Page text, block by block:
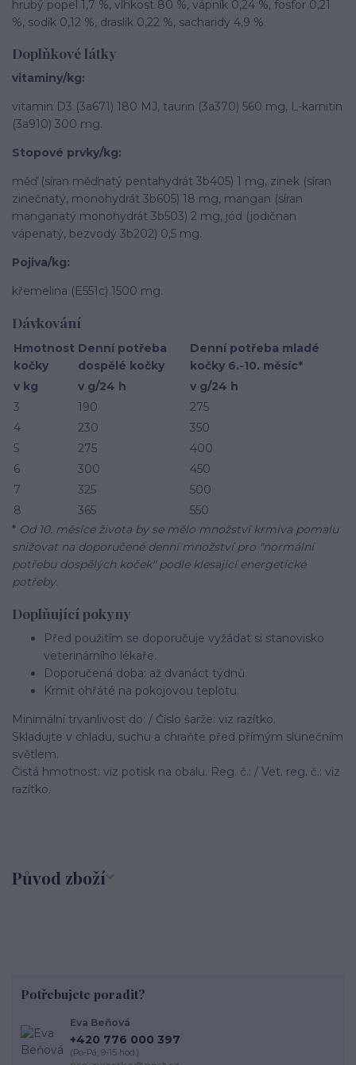
hrubý popel 1,7 %, vlhkost 80 %, vápník 0,24 %, fosfor 0,21
%, sodík 0,12 %, draslík 0,22 %, sacharidy 4,9 %.
Doplňkové látky
vitaminy/kg:
vitamin D3 (3a671) 180 MJ, taurin (3a370) 560 mg, L-karnitin
(3a910) 300 mg.
Stopové prvky/kg:
měď (síran měďnatý pentahydrát 3b405) 1 mg, zinek (síran
zinečnatý, monohydrát 3b605) 18 mg, mangan (síran
manganatý monohydrát 3b503) 2 mg, jód (jodičnan
vápenatý, bezvodý 3b202) 0,5 mg.
Pojiva/kg:
křemelina (E551c) 1500 mg.
Dávkování
Hmotnost
kočky
Denní potřeba
dospělé kočky
Denní potřeba mladé
kočky 6.-10. měsíc*
v kg
v g/24 h
v g/24 h
3
190
275
4
230
350
5
275
400
6
300
450
7
325
500
8
365
550
* Od 10. měsíce života by se mělo množství krmiva pomalu
snižovat na doporučené denní množství pro "normální
potřebu dospělých koček" podle klesající energetické
potřeby.
Doplňující pokyny
Před použitím se doporučuje vyžádat si stanovisko
veterinárního lékaře.
Doporučená doba: až dvanáct týdnů.
Krmit ohřáté na pokojovou teplotu.
Minimální trvanlivost do: / Číslo šarže: viz razítko.
Skladujte v chladu, suchu a chraňte před přímým slunečním
světlem.
Čistá hmotnost: viz potisk na obalu. Reg. č.: / Vet. reg. č.: viz
razítko.
Původ zboží
Potřebujete poradit?
Eva Beňová
+420 776 000 397
(Po-Pá, 9-15 hod.)